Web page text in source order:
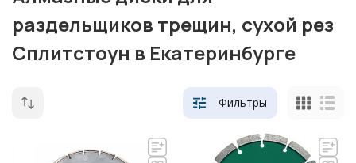
раздельщиков трещин, сухой рез
Сплитстоун в Екатеринбурге
Фильтры